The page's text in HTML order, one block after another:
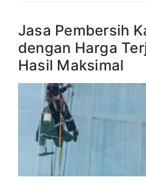
Jasa Pembersih
dengan Harga
Hasil Maksimal